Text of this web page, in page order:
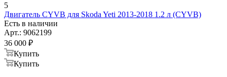
5
Двигатель CYVB для Skoda Yeti 2013-2018 1.2 л (CYVB)
Есть в наличии
Арт.: 9062199
36 000 ₽
Купить
Купить